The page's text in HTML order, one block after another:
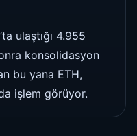
ulaştığı 4.955
konsolidasyon
bu yana ETH,
işlem görüyor.